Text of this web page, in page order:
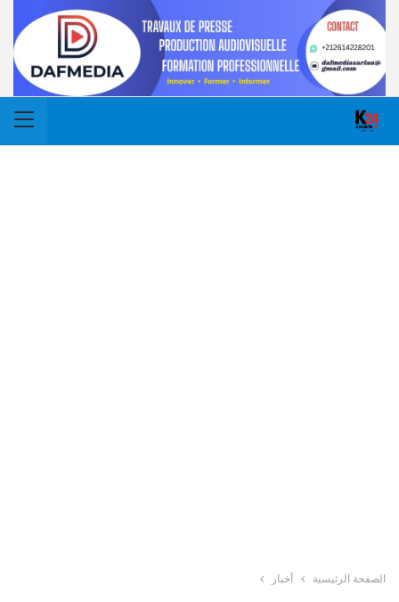
الصفحة الرئيسية أخبار